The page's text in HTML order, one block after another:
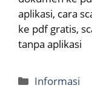
aplikasi, cara
ke pdf gratis,
tanpa aplikasi
Categories
Informasi